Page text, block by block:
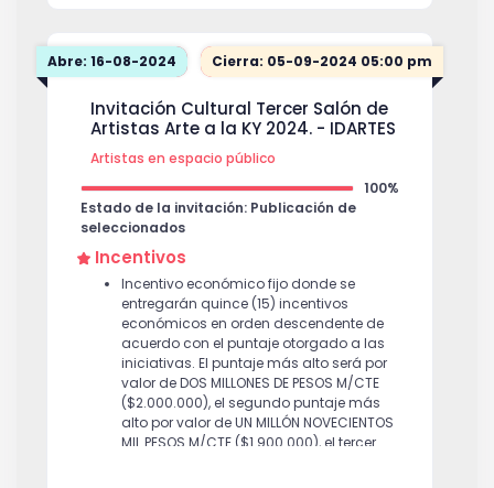
Abre: 16-08-2024 Cierra: 05-09-2024 05:00 pm
Invitación Cultural Tercer Salón de
Artistas Arte a la KY 2024. - IDARTES
Artistas en espacio público
100%
Estado de la invitación: Publicación de
seleccionados
Incentivos
Incentivo económico fijo donde se
entregarán quince (15) incentivos
económicos en orden descendente de
acuerdo con el puntaje otorgado a las
iniciativas. El puntaje más alto será por
valor de DOS MILLONES DE PESOS M/CTE
($2.000.000), el segundo puntaje más
alto por valor de UN MILLÓN NOVECIENTOS
MIL PESOS M/CTE ($1.900.000), el tercer